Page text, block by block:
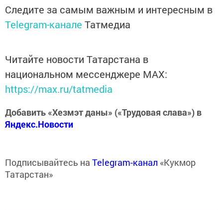
Следите за самым важным и интересным в
Telegram-канале Татмедиа
Читайте новости Татарстана в
национальном мессенджере MАХ:
https://max.ru/tatmedia
Добавить «Хезмэт даны» («Трудовая слава») в
Яндекс.Новости
Подписывайтесь на Telegram-канал «Кукмор
Татарстан»